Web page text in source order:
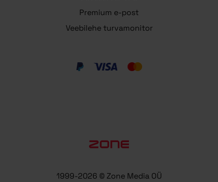
1999-2026 © Zone Media OÜ
Premium e-post
Veebilehe turvamonitor